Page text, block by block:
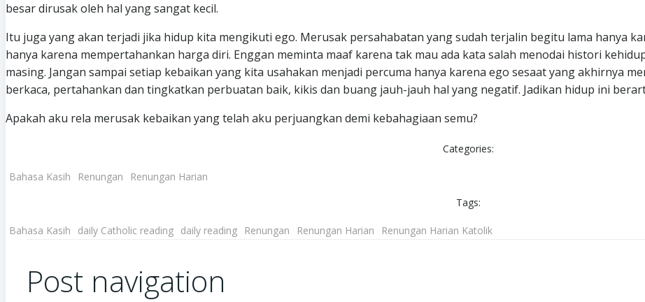
besar dirusak oleh hal yang sangat kecil.
Itu juga yang akan terjadi jika hidup kita mengikuti ego. Merusak persahabatan yang sudah terjalin begitu lama hanya
hanya karena mempertahankan harga diri. Enggan meminta maaf karena tak mau ada kata salah menodai histori
masing. Jangan sampai setiap kebaikan yang kita usahakan menjadi percuma hanya karena ego sesaat yang akhirnya
berkaca, pertahankan dan tingkatkan perbuatan baik, kikis dan buang jauh-jauh hal yang negatif. Jadikan hidup ini
Apakah aku rela merusak kebaikan yang telah aku perjuangkan demi kebahagiaan semu?
Categories:
Bahasa Kasih Renungan
Renungan Harian
Tags:
Bahasa Kasih daily Catholic reading daily reading Renungan Renungan Harian Renungan Harian Katolik
Post navigation